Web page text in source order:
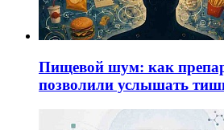
Пищевой шум: как
позволили услышать